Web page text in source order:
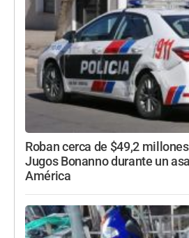
Roban cerca de $49,2
Jugos Bonanno durante un
América